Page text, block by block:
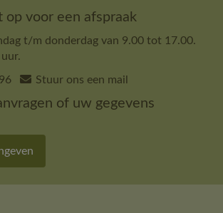
op voor een afspraak
t/m donderdag van 9.00 tot 17.00.
Stuur ons een mail
of uw gegevens